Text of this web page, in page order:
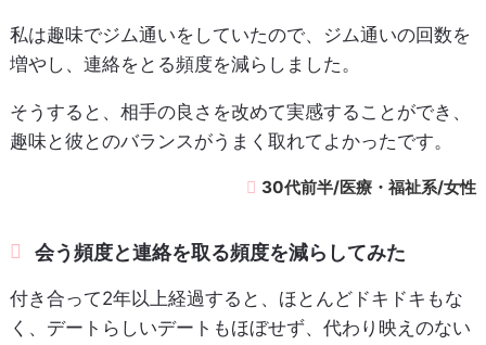
私は趣味でジム通いをしていたので、ジム通いの回数を
増やし、連絡をとる頻度を減らしました。
そうすると、相手の良さを改めて実感することができ、
趣味と彼とのバランスがうまく取れてよかったです。
30代前半/医療・福祉系/女性
会う頻度と連絡を取る頻度を減らしてみた
付き合って2年以上経過すると、ほとんどドキドキもな
く、デートらしいデートもほぼせず、代わり映えのない